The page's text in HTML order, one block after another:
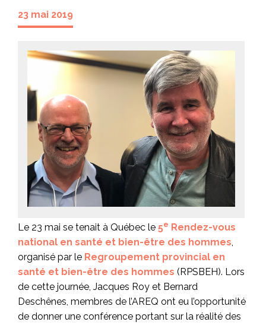
23 mai 2019
Le 23 mai se tenait à Québec le 5e Rendez-vous
national en santé et bien-être des hommes,
organisé par le Regroupement provincial en
santé et bien-être des hommes (RPSBEH). Lors
de cette journée, Jacques Roy et Bernard
Deschênes, membres de l’AREQ ont eu l’opportunité
de donner une conférence portant sur la réalité des